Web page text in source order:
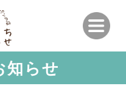
知らせ